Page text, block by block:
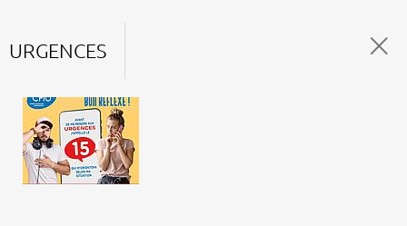
URGENCES